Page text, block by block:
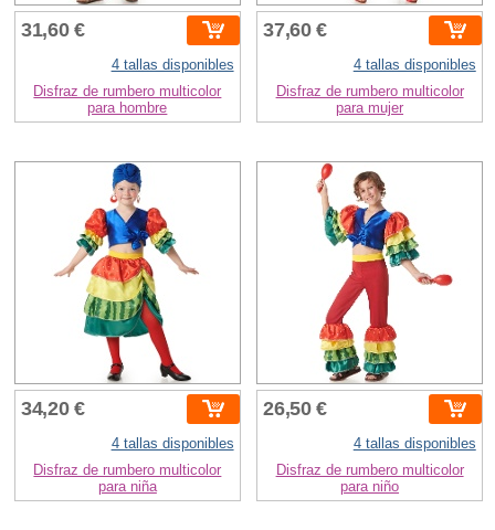
31,60 €
4 tallas disponibles
Disfraz de rumbero multicolor
para hombre
37,60 €
4 tallas disponibles
Disfraz de rumbero multicolor
para mujer
34,20 €
4 tallas disponibles
Disfraz de rumbero multicolor
para niña
26,50 €
4 tallas disponibles
Disfraz de rumbero multicolor
para niño